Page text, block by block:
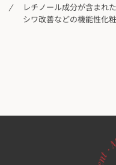
レチノール成分が含まれ
シワ改善などの機能性化